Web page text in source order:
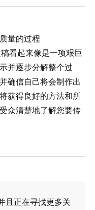
量的过程
看起来像是一项艰巨
并逐步分解整个过
确信自己将会制作出
获得良好的方法和所
众清楚地了解您要传
且正在寻找更多关